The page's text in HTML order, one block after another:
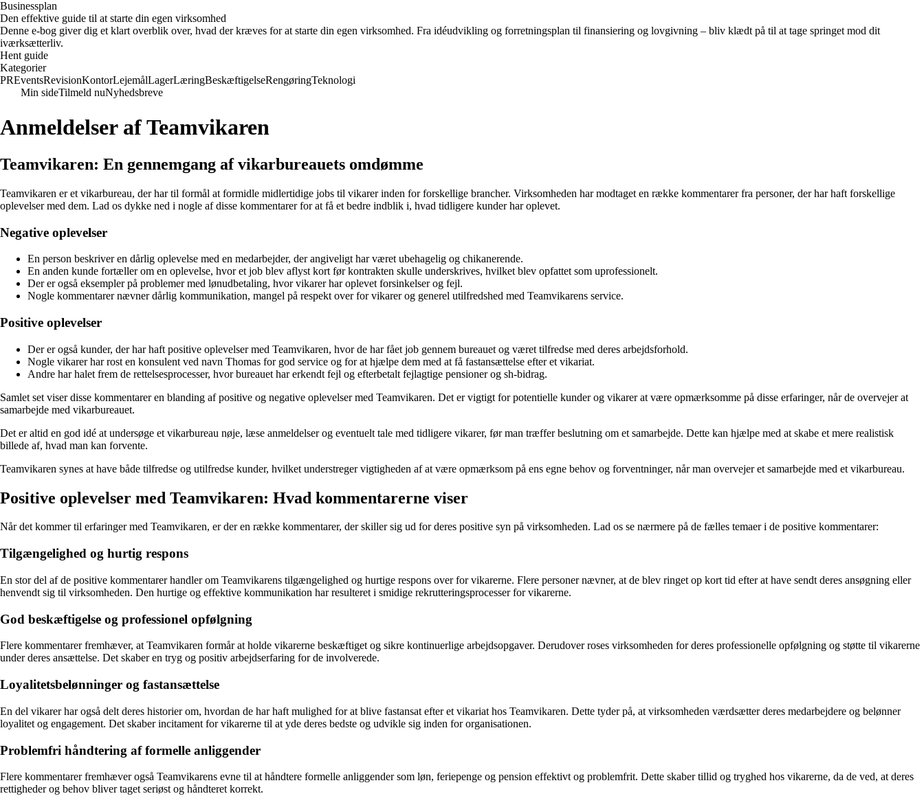
Businessplan
Den effektive guide til at starte din egen virksomhed
Denne e-bog giver dig et klart overblik over, hvad der kræves for at starte din egen virksomhed. Fra idéudvikling og forretningsplan til finansiering og lovgivning – bliv klædt på til at tage springet mod dit
iværksætterliv.
Hent guide
Kategorier
PREventsRevisionKontorLejemålLagerLæringBeskæftigelseRengøringTeknologi
Min sideTilmeld nuNyhedsbreve
Anmeldelser af Teamvikaren
Teamvikaren: En gennemgang af vikarbureauets omdømme
Teamvikaren er et vikarbureau, der har til formål at formidle midlertidige jobs til vikarer inden for forskellige brancher. Virksomheden har modtaget en række kommentarer fra personer, der har haft forskellige
oplevelser med dem. Lad os dykke ned i nogle af disse kommentarer for at få et bedre indblik i, hvad tidligere kunder har oplevet.
Negative oplevelser
En person beskriver en dårlig oplevelse med en medarbejder, der angiveligt har været ubehagelig og chikanerende.
En anden kunde fortæller om en oplevelse, hvor et job blev aflyst kort før kontrakten skulle underskrives, hvilket blev opfattet som uprofessionelt.
Der er også eksempler på problemer med lønudbetaling, hvor vikarer har oplevet forsinkelser og fejl.
Nogle kommentarer nævner dårlig kommunikation, mangel på respekt over for vikarer og generel utilfredshed med Teamvikarens service.
Positive oplevelser
Der er også kunder, der har haft positive oplevelser med Teamvikaren, hvor de har fået job gennem bureauet og været tilfredse med deres arbejdsforhold.
Nogle vikarer har rost en konsulent ved navn Thomas for god service og for at hjælpe dem med at få fastansættelse efter et vikariat.
Andre har halet frem de rettelsesprocesser, hvor bureauet har erkendt fejl og efterbetalt fejlagtige pensioner og sh-bidrag.
Samlet set viser disse kommentarer en blanding af positive og negative oplevelser med Teamvikaren. Det er vigtigt for potentielle kunder og vikarer at være opmærksomme på disse erfaringer, når de overvejer at
samarbejde med vikarbureauet.
Det er altid en god idé at undersøge et vikarbureau nøje, læse anmeldelser og eventuelt tale med tidligere vikarer, før man træffer beslutning om et samarbejde. Dette kan hjælpe med at skabe et mere realistisk
billede af, hvad man kan forvente.
Teamvikaren synes at have både tilfredse og utilfredse kunder, hvilket understreger vigtigheden af at være opmærksom på ens egne behov og forventninger, når man overvejer et samarbejde med et vikarbureau.
Positive oplevelser med Teamvikaren: Hvad kommentarerne viser
Når det kommer til erfaringer med Teamvikaren, er der en række kommentarer, der skiller sig ud for deres positive syn på virksomheden. Lad os se nærmere på de fælles temaer i de positive kommentarer:
Tilgængelighed og hurtig respons
En stor del af de positive kommentarer handler om Teamvikarens tilgængelighed og hurtige respons over for vikarerne. Flere personer nævner, at de blev ringet op kort tid efter at have sendt deres ansøgning eller
henvendt sig til virksomheden. Den hurtige og effektive kommunikation har resulteret i smidige rekrutteringsprocesser for vikarerne.
God beskæftigelse og professionel opfølgning
Flere kommentarer fremhæver, at Teamvikaren formår at holde vikarerne beskæftiget og sikre kontinuerlige arbejdsopgaver. Derudover roses virksomheden for deres professionelle opfølgning og støtte til vikarerne
under deres ansættelse. Det skaber en tryg og positiv arbejdserfaring for de involverede.
Loyalitetsbelønninger og fastansættelse
En del vikarer har også delt deres historier om, hvordan de har haft mulighed for at blive fastansat efter et vikariat hos Teamvikaren. Dette tyder på, at virksomheden værdsætter deres medarbejdere og belønner
loyalitet og engagement. Det skaber incitament for vikarerne til at yde deres bedste og udvikle sig inden for organisationen.
Problemfri håndtering af formelle anliggender
Flere kommentarer fremhæver også Teamvikarens evne til at håndtere formelle anliggender som løn, feriepenge og pension effektivt og problemfrit. Dette skaber tillid og tryghed hos vikarerne, da de ved, at deres
rettigheder og behov bliver taget seriøst og håndteret korrekt.